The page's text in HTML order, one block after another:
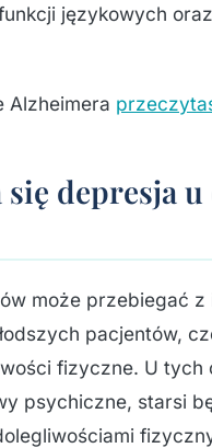
językowych
Alzheimera
się depresja u
może przebiegać z
pacjentów,
fizyczne. U tych
psychiczne, starsi